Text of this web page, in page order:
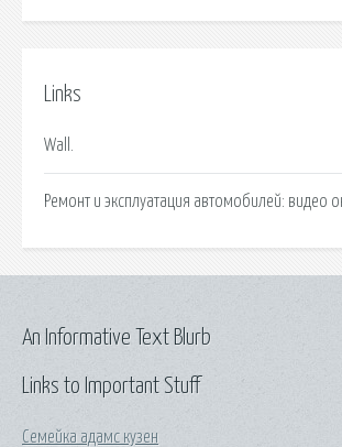
Links
Wall.
Ремонт и эксплуатация автомобилей: видео
Links to Important Stuff
Семейка адамс кузен
An Informative Text Blurb